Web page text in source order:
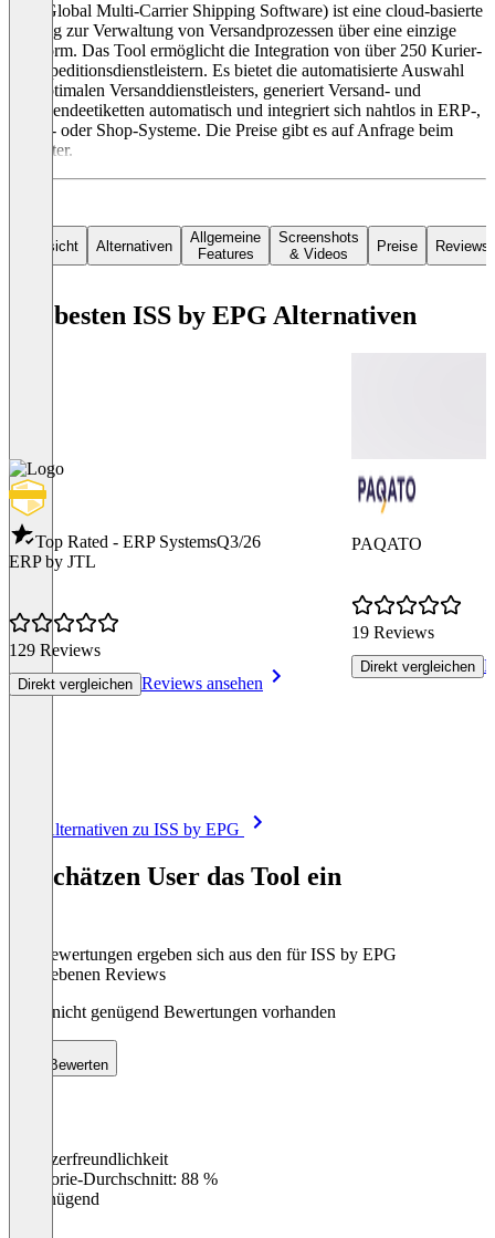
ISS (Global Multi-Carrier Shipping Software) ist eine cloud-basierte
Lösung zur Verwaltung von Versandprozessen über eine einzige
Plattform. Das Tool ermöglicht die Integration von über 250 Kurier-
und Speditionsdienstleistern. Es bietet die automatisierte Auswahl
des optimalen Versanddienstleisters, generiert Versand- und
Rücksendeetiketten automatisch und integriert sich nahtlos in ERP-,
WMS- oder Shop-Systeme. Die Preise gibt es auf Anfrage beim
Anbieter.
Übersicht Alternativen
Allgemeine
Features
Screenshots
& Videos
Preise Reviews
Die besten ISS by EPG Alternativen
Top Rated - ERP SystemsQ3/26
ERP by JTL
129 Reviews
Direkt vergleichen Reviews ansehen
PAQATO
19 Reviews
Direkt vergleichen
Alle Alternativen zu ISS by EPG
So schätzen User das Tool ein
Die Bewertungen ergeben sich aus den für ISS by EPG
abgegebenen Reviews
Noch nicht genügend Bewertungen vorhanden
Bewerten
Benutzerfreundlichkeit
Kategorie-Durchschnitt: 88 %
Ungenügend